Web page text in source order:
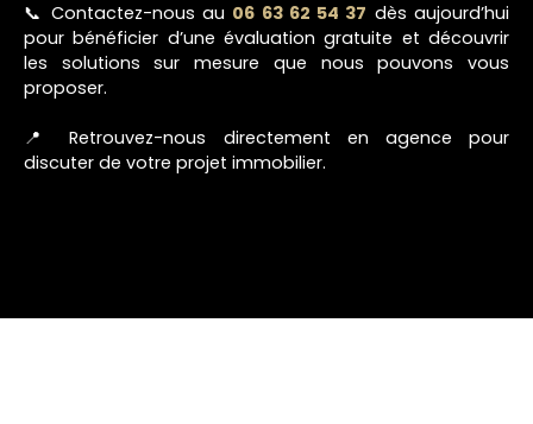
📞 Contactez-nous au 06 63 62 54 37 dès aujourd’hui
pour bénéficier d’une évaluation gratuite et découvrir
les solutions sur mesure que nous pouvons vous
proposer.
📍 Retrouvez-nous directement en agence pour
discuter de votre projet immobilier.